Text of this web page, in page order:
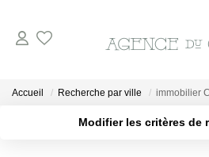
A La Vente
Accueil Recherche par ville immobilier
Modifier les critères de